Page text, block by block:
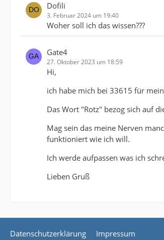
Dofili
3. Februar 2024 um 19:40
Woher soll ich das wissen???
Gate4
27. Oktober 2023 um 18:59
Hi,
ich habe mich bei 33615 für
Das Wort "Rotz" bezog sich auf
Mag sein das meine Nerven
funktioniert wie ich will.
Ich werde aufpassen was ich
Lieben Gruß
Datenschutzerklärung Impressum